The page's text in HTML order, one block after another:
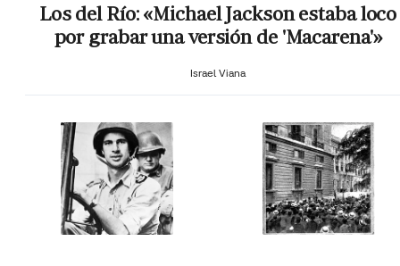
Los del Río: «Michael Jackson estaba loco
por grabar una versión de 'Macarena'»
Israel Viana